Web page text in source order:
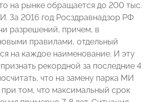
на рынке обращается до 200 тыс.
За 2016 год Росздравнадзор РФ
разрешений, причем, в
правилами, отдельный
на каждое наименование. И эту
рекордной за последние 4
что на замену парка МИ
при том, что максимальный срок